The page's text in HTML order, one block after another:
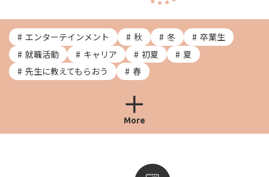
エンターテインメント 秋 冬
卒業生
就職活動
キャリア 初夏
夏
先生に教えてもらおう
春
More